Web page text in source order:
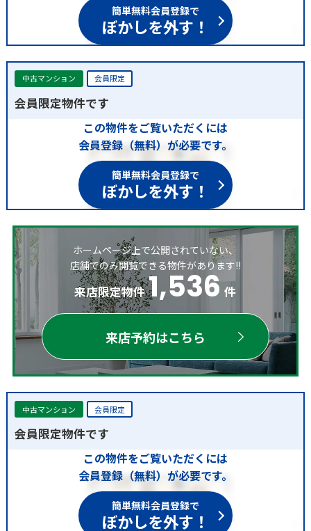
簡単無料会員登録で
ぼかしを外す！
中古マンション 会員限定
会員限定物件です
この物件をご覧いただくには
会員登録（無料）が必要です。
簡単無料会員登録で
ぼかしを外す！
ホームページ上で公開されていない、
店舗でのみ閲覧できる物件があります!!
来店限定物件 1,536 件
来店予約はこちら
中古マンション 会員限定
会員限定物件です
この物件をご覧いただくには
会員登録（無料）が必要です。
簡単無料会員登録で
ぼかしを外す！